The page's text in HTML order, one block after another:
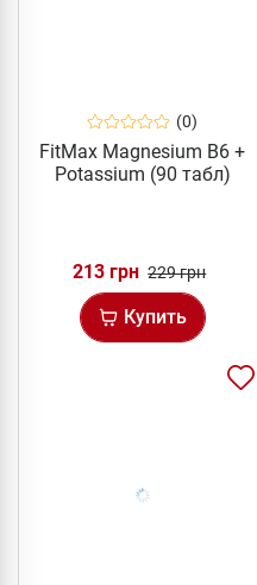
(0)
FitMax Magnesium B6 +
Potassium (90 табл)
213 грн 229 грн
Купить